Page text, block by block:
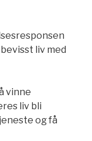
liv med
vinne
liv bli
og få